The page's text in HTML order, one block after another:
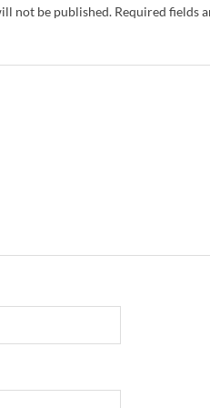
not be published. Required fields